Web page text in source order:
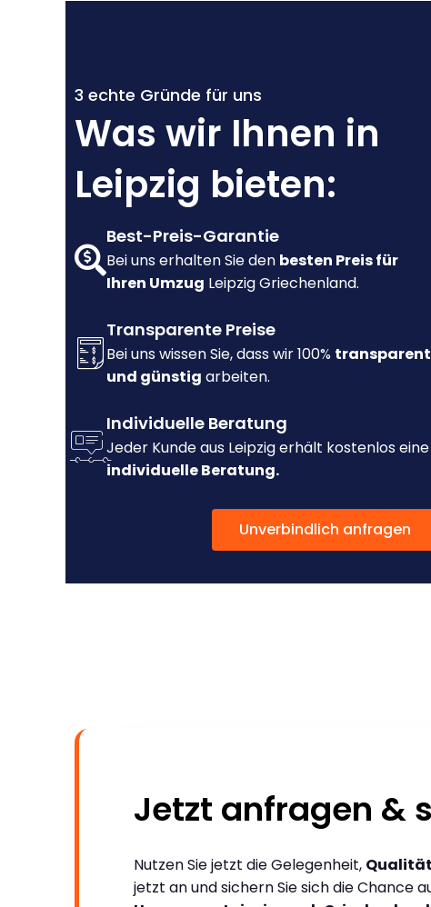
3 echte Gründe für uns
Was wir Ihnen in
Leipzig bieten:
Best-Preis-Garantie
Bei uns erhalten Sie den besten Preis für
Ihren Umzug Leipzig Griechenland.
Transparente Preise
Bei uns wissen Sie, dass wir 100% transparent
und günstig arbeiten.
Individuelle Beratung
Jeder Kunde aus Leipzig erhält kostenlos eine
individuelle Beratung.
Unverbindlich anfragen
Jetzt anfragen &
Nutzen Sie jetzt die Gelegenheit,
jetzt an und sichern Sie sich die Chance